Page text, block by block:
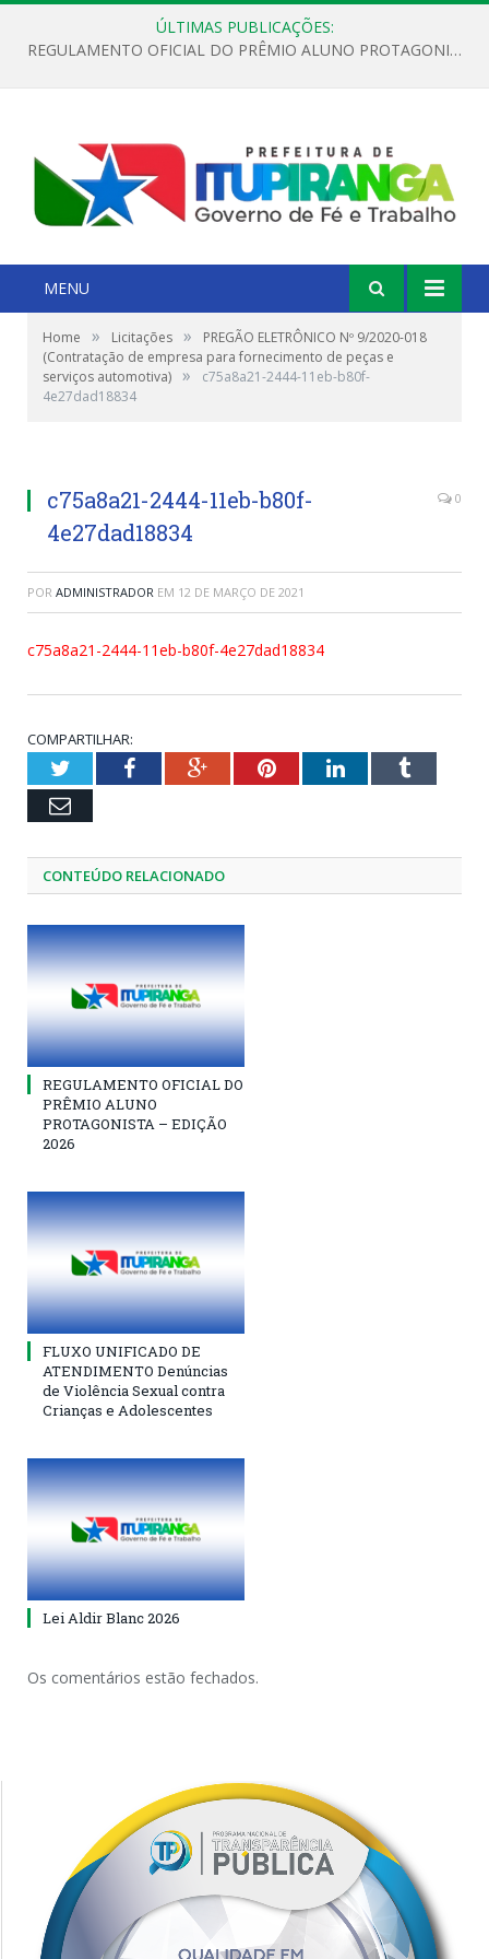
ÚLTIMAS PUBLICAÇÕES:
REGULAMENTO OFICIAL DO PRÊMIO ALUNO PROTAGONISTA – EDIÇÃO 2026
MENU
Home » Licitações »
PREGÃO ELETRÔNICO Nº 9/2020-018
(Contratação de empresa para fornecimento de peças e
serviços automotiva) »
c75a8a21-2444-11eb-b80f-
4e27dad18834
c75a8a21-2444-11eb-b80f-
4e27dad18834
0
POR ADMINISTRADOR EM 12 DE MARÇO DE 2021
c75a8a21-2444-11eb-b80f-4e27dad18834
COMPARTILHAR:
TwitterFacebookGoogle+PinterestLinkedInTumblr
Email
CONTEÚDO RELACIONADO
REGULAMENTO OFICIAL DO
PRÊMIO ALUNO
PROTAGONISTA – EDIÇÃO
2026
FLUXO UNIFICADO DE
ATENDIMENTO Denúncias
de Violência Sexual contra
Crianças e Adolescentes
Lei Aldir Blanc 2026
Os comentários estão fechados.